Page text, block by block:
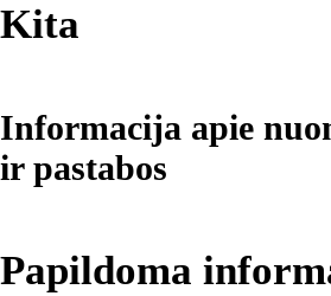
Kita
Informacija apie
ir pastabos
Papildoma